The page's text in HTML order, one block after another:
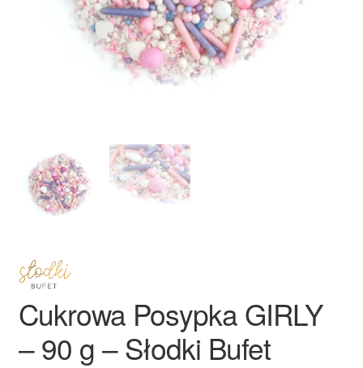
Ozdoby na tort weselny
Cukrowa Posypka GIRLY
– 90 g – Słodki Bufet